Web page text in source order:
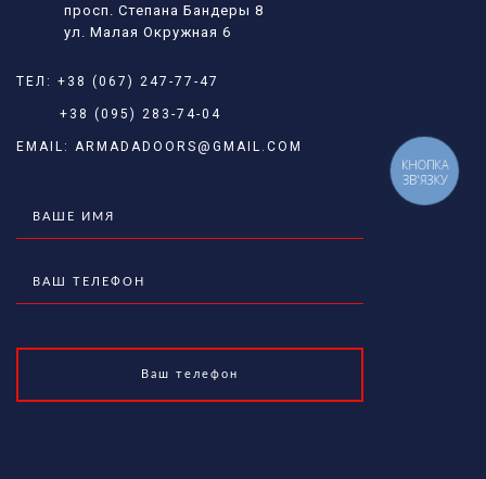
просп. Степана Бандеры 8
ул. Малая Окружная 6
ТЕЛ: +38 (067) 247-77-47
+38 (095) 283-74-04
EMAIL: ARMADADOORS@GMAIL.COM
КНОПКА
ЗВ'ЯЗКУ